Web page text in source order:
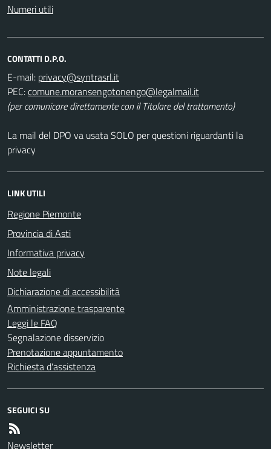
Numeri utili
CONTATTI D.P.O.
E-mail:
PEC:
(per comunicare direttamente con il Titolare del trattamento)
La mail del DPO va usata SOLO per questioni riguardanti la
privacy
LINK UTILI
Regione Piemonte
Provincia di Asti
Informativa privacy
Note legali
Dichiarazione di accessibilità
Amministrazione trasparente
Leggi le FAQ
Segnalazione disservizio
Prenotazione appuntamento
Richiesta d'assistenza
SEGUICI SU
Newsletter